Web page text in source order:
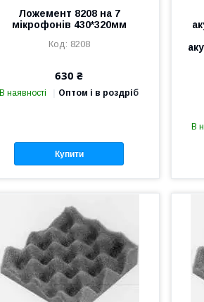
Ложемент 8208 на 7
мікрофонів 430*320мм
8208
630 ₴
В наявності Оптом і в роздріб
Купити
В